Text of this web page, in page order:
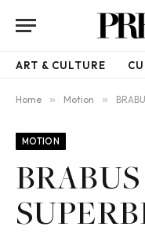
ART & CULTURE
Home » Motion » BRABUS
MOTION